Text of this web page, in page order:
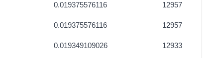
0.019375576116 12957
0.019375576116 12957
0.019349109026 12933